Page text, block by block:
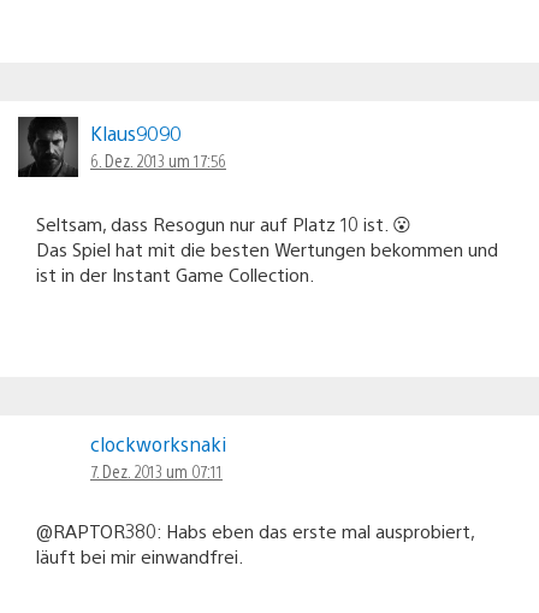
Klaus9090
6. Dez. 2013 um 17:56
Seltsam, dass Resogun nur auf Platz 10 ist. 😮
Das Spiel hat mit die besten Wertungen bekommen und
ist in der Instant Game Collection.
clockworksnaki
7. Dez. 2013 um 07:11
@RAPTOR380: Habs eben das erste mal ausprobiert,
läuft bei mir einwandfrei.